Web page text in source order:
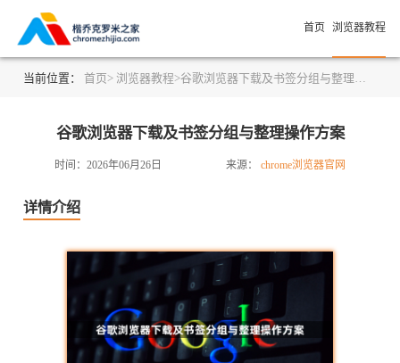
首页 浏览器教程
当前位置： 首页> 浏览器教程>谷歌浏览器下载及书签分组与整理操作方案
谷歌浏览器下载及书签分组与整理操作方案
时间：2026年06月26日 来源： chrome浏览器官网
详情介绍